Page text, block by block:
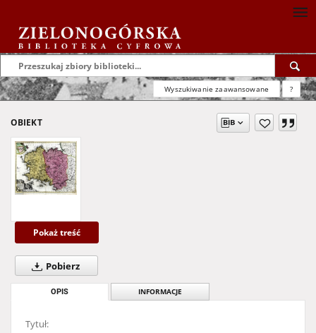
Wyszukiwanie zaawansowane ?
OBIEKT
Pokaż treść
Pobierz
OPIS INFORMACJE
Tytuł: